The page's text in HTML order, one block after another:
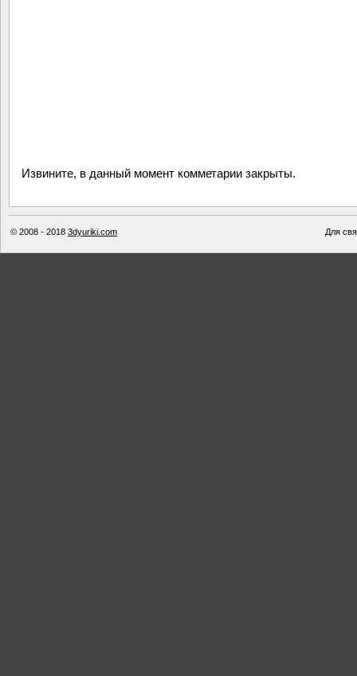
Извините, в данный момент комметарии закрыты.
© 2008 - 2018 3dyuriki.com Для